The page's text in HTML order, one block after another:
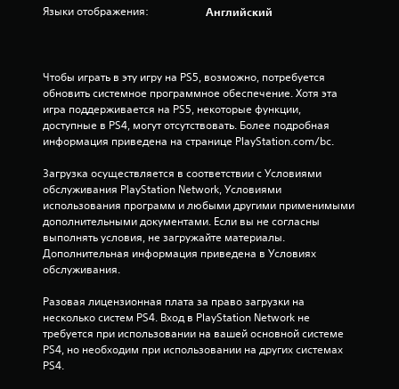
е
з
д
о
Языки отображения: Английский
Чтобы играть в эту игру на PS5, возможно, потребуется
обновить системное программное обеспечение. Хотя эта
игра поддерживается на PS5, некоторые функции,
доступные в PS4, могут отсутствовать. Более подробная
информация приведена на странице PlayStation.com/bc.
Загрузка осуществляется в соответствии с Условиями
обслуживания PlayStation Network, Условиями
использования программ и любыми другими применимыми
дополнительными документами. Если вы не согласны
выполнять условия, не загружайте материалы.
Дополнительная информация приведена в Условиях
обслуживания.
Разовая лицензионная плата за право загрузки на
несколько систем PS4. Вход в PlayStation Network не
требуется при использовании на вашей основной системе
PS4, но необходим при использовании на других системах
PS4.